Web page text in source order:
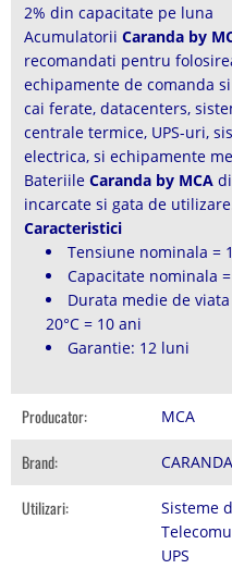
2% din capacitate pe luna
Acumulatorii Caranda by
recomandati pentru
echipamente de comanda
cai ferate, datacenters,
centrale termice, UPS-uri,
electrica, si echipamente
Bateriile Caranda by MCA
incarcate si gata de
Caracteristici
Tensiune nominala =
Capacitate nominala
Durata medie de
20°C = 10 ani
Garantie: 12 luni
Producator: MCA
Brand:
Utilizari:
Sisteme
UPS